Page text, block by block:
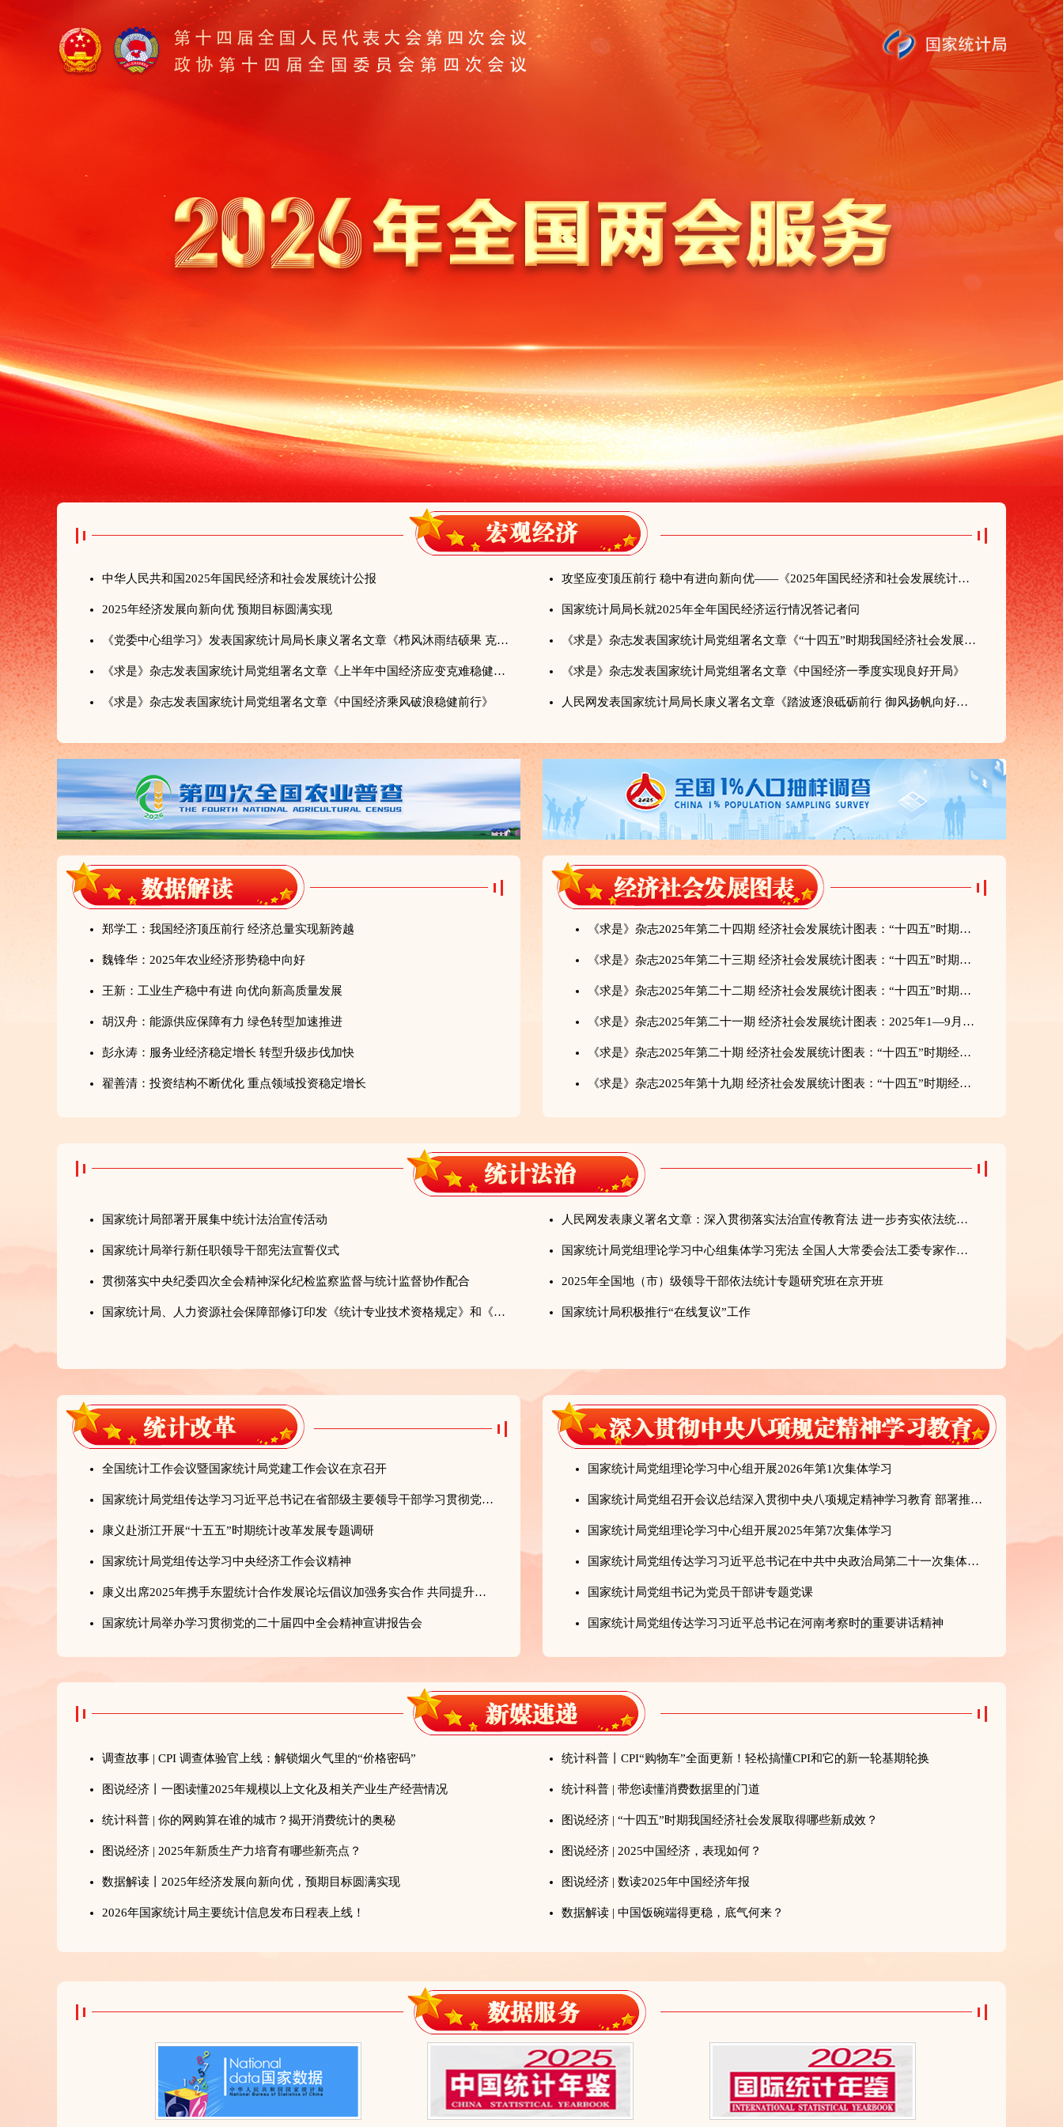
中华人民共和国2025年国民经济和社会发展统计公报 攻坚应变顶压前行 稳中有进向新向优——《2025年国民经济和社会发展统计公报》评读
2025年经济发展向新向优 预期目标圆满实现 国家统计局局长就2025年全年国民经济运行情况答记者问
《党委中心组学习》发表国家统计局局长康义署名文章《栉风沐雨结硕果 克难奋进谱新篇——“十四五”时期我国经济高质量发展取得新的重大成就》 《求是》杂志发表国家统计局党组署名文章《“十四五”时期我国经济社会发展取得新的重大成就》
《求是》杂志发表国家统计局党组署名文章《上半年中国经济应变克难稳健前行》 《求是》杂志发表国家统计局党组署名文章《中国经济一季度实现良好开局》
《求是》杂志发表国家统计局党组署名文章《中国经济乘风破浪稳健前行》 人民网发表国家统计局局长康义署名文章《踏波逐浪砥砺前行 御风扬帆向好向新——解读第五次全国经济普查》
郑学工：我国经济顶压前行 经济总量实现新跨越
魏锋华：2025年农业经济形势稳中向好
王新：工业生产稳中有进 向优向新高质量发展
胡汉舟：能源供应保障有力 绿色转型加速推进
彭永涛：服务业经济稳定增长 转型升级步伐加快
翟善清：投资结构不断优化 重点领域投资稳定增长
《求是》杂志2025年第二十四期 经济社会发展统计图表：“十四五”时期经济社会发展主要指标（绿色发展篇）
《求是》杂志2025年第二十三期 经济社会发展统计图表：“十四五”时期经济社会发展主要指标（创新发展篇）
《求是》杂志2025年第二十二期 经济社会发展统计图表：“十四五”时期经济社会发展主要指标（共享发展篇）
《求是》杂志2025年第二十一期 经济社会发展统计图表：2025年1—9月国民经济主要指标
《求是》杂志2025年第二十期 经济社会发展统计图表：“十四五”时期经济社会发展主要指标（开放发展篇）
《求是》杂志2025年第十九期 经济社会发展统计图表：“十四五”时期经济社会发展主要指标（协调发展篇）
国家统计局部署开展集中统计法治宣传活动 人民网发表康义署名文章：深入贯彻落实法治宣传教育法 进一步夯实依法统计的社会基础
国家统计局举行新任职领导干部宪法宣誓仪式 国家统计局党组理论学习中心组集体学习宪法 全国人大常委会法工委专家作专题辅导
贯彻落实中央纪委四次全会精神深化纪检监察监督与统计监督协作配合 2025年全国地（市）级领导干部依法统计专题研究班在京开班
国家统计局、人力资源社会保障部修订印发《统计专业技术资格规定》和《统计专业技术资格考试实施办法》 国家统计局积极推行“在线复议”工作
全国统计工作会议暨国家统计局党建工作会议在京召开
国家统计局党组传达学习习近平总书记在省部级主要领导干部学习贯彻党的二十届四中全会精神专题研讨班开班式上的重要讲话精神
康义赴浙江开展“十五五”时期统计改革发展专题调研
国家统计局党组传达学习中央经济工作会议精神
康义出席2025年携手东盟统计合作发展论坛倡议加强务实合作 共同提升统计创新能力
国家统计局举办学习贯彻党的二十届四中全会精神宣讲报告会
国家统计局党组理论学习中心组开展2026年第1次集体学习
国家统计局党组召开会议总结深入贯彻中央八项规定精神学习教育 部署推进作风建设常态化长效化
国家统计局党组理论学习中心组开展2025年第7次集体学习
国家统计局党组传达学习习近平总书记在中共中央政治局第二十一次集体学习时的重要讲话精神、在中央财经委员会第六次会议上的重要讲话精神
国家统计局党组书记为党员干部讲专题党课
国家统计局党组传达学习习近平总书记在河南考察时的重要讲话精神
调查故事 | CPI 调查体验官上线：解锁烟火气里的“价格密码” 统计科普丨CPI“购物车”全面更新！轻松搞懂CPI和它的新一轮基期轮换
图说经济丨一图读懂2025年规模以上文化及相关产业生产经营情况 统计科普 | 带您读懂消费数据里的门道
统计科普 | 你的网购算在谁的城市？揭开消费统计的奥秘 图说经济 | “十四五”时期我国经济社会发展取得哪些新成效？
图说经济 | 2025年新质生产力培育有哪些新亮点？ 图说经济 | 2025中国经济，表现如何？
数据解读丨2025年经济发展向新向优，预期目标圆满实现 图说经济 | 数读2025年中国经济年报
2026年国家统计局主要统计信息发布日程表上线！ 数据解读 | 中国饭碗端得更稳，底气何来？